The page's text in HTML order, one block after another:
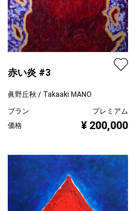
赤い炎 #3
眞野丘秋 / Takaaki MANO
プラン
プレミアム
価格
¥ 200,000